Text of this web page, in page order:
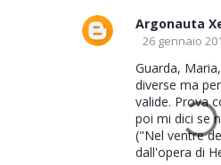
Argonauta
26 gennaio
Guarda,
diverse ma
valide. Prova
poi mi dici se
("Nel ventre
dall'opera di